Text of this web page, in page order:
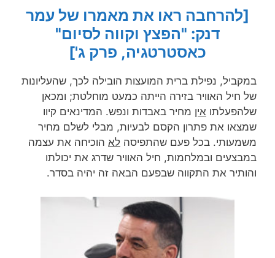
[להרחבה ראו את מאמרו של עמר
דנק: "הפצץ וקווה לסיום"
כאסטרטגיה, פרק ג']
במקביל, נפילת ברית המועצות הובילה לכך, שהעליונות
של חיל האוויר בזירה הייתה כמעט מוחלטת; ומכאן
שלהפעלתו אין מחיר באבדות ונפש. המדינאים קיוו
שמצאו את פתרון הקסם לבעיות, מבלי לשלם מחיר
משמעותי. בכל פעם שהתפיסה לא הוכיחה את עצמה
במבצעים ובמלחמות, חיל האוויר שדרג את יכולתו
והותיר את התקווה שבפעם הבאה זה יהיה בסדר.